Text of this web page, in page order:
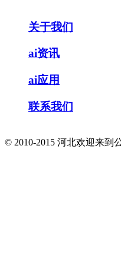
关于我们
ai资讯
ai应用
联系我们
© 2010-2015 河北欢迎来到